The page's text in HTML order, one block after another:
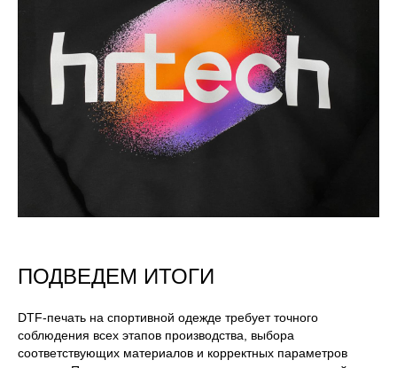
ПОДВЕДЕМ ИТОГИ
DTF-печать на спортивной одежде требует точного
соблюдения всех этапов производства, выбора
соответствующих материалов и корректных параметров